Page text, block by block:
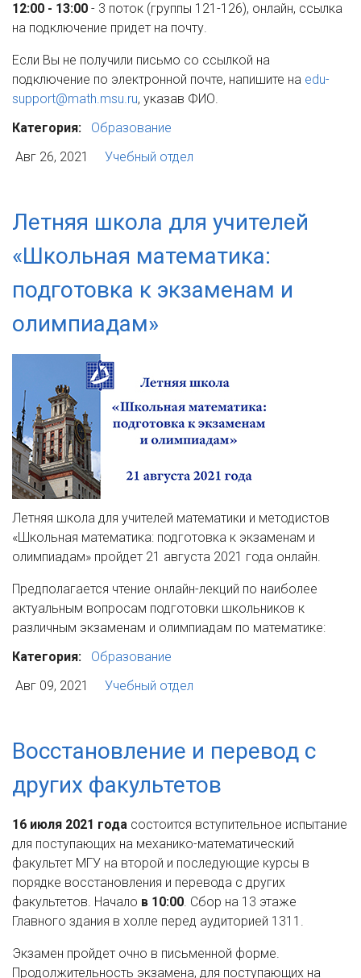
12:00 - 13:00 - 3 поток (группы 121-126), онлайн, ссылка
на подключение придет на почту.
Если Вы не получили письмо со ссылкой на
подключение по электронной почте, напишите на edu-
support@math.msu.ru, указав ФИО.
Категория:
Образование
Авг 26, 2021
Учебный отдел
Летняя школа для учителей
«Школьная математика:
подготовка к экзаменам и
олимпиадам»
Летняя школа для учителей математики и методистов
«Школьная математика: подготовка к экзаменам и
олимпиадам» пройдет 21 августа 2021 года онлайн.
Предполагается чтение онлайн-лекций по наиболее
актуальным вопросам подготовки школьников к
различным экзаменам и олимпиадам по математике:
Категория:
Образование
Авг 09, 2021
Учебный отдел
Восстановление и перевод с
других факультетов
16 июля 2021 года состоится вступительное испытание
для поступающих на механико-математический
факультет МГУ на второй и последующие курсы в
порядке восстановления и перевода с других
факультетов. Начало в 10:00. Сбор на 13 этаже
Главного здания в холле перед аудиторией 1311.
Экзамен пройдет очно в письменной форме.
Продолжительность экзамена, для поступающих на